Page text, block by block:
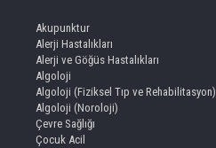
Akupunktur
Alerji Hastalıkları
Alerji ve Göğüs Hastalıkları
Algoloji
Algoloji (Fiziksel Tıp ve Rehabilitasyon)
Algoloji (Noroloji)
Çevre Sağlığı
Çocuk Acil